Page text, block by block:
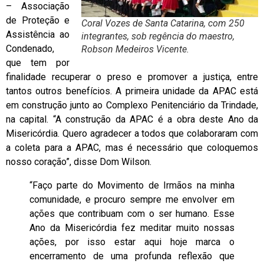
Coral Vozes de Santa Catarina, com 250
integrantes, sob regência do maestro,
Robson Medeiros Vicente.
– Associação
de Proteção e
Assistência ao
Condenado,
que tem por
finalidade recuperar o preso e promover a justiça, entre
tantos outros benefícios. A primeira unidade da APAC está
em construção junto ao Complexo Penitenciário da Trindade,
na capital. “A construção da APAC é a obra deste Ano da
Misericórdia. Quero agradecer a todos que colaboraram com
a coleta para a APAC, mas é necessário que coloquemos
nosso coração”, disse Dom Wilson.
“Faço parte do Movimento de Irmãos na minha
comunidade, e procuro sempre me envolver em
ações que contribuam com o ser humano. Esse
Ano da Misericórdia fez meditar muito nossas
ações, por isso estar aqui hoje marca o
encerramento de uma profunda reflexão que